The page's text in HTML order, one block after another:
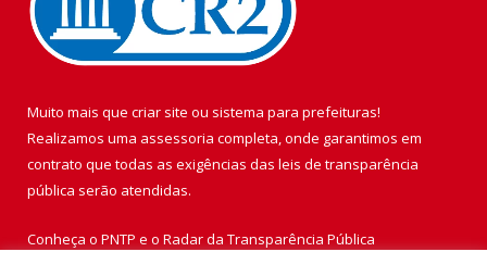
Muito mais que criar site ou sistema para prefeituras!
Realizamos uma assessoria completa, onde garantimos em
contrato que todas as exigências das leis de transparência
pública serão atendidas.
Conheça o PNTP e o Radar da Transparência Pública